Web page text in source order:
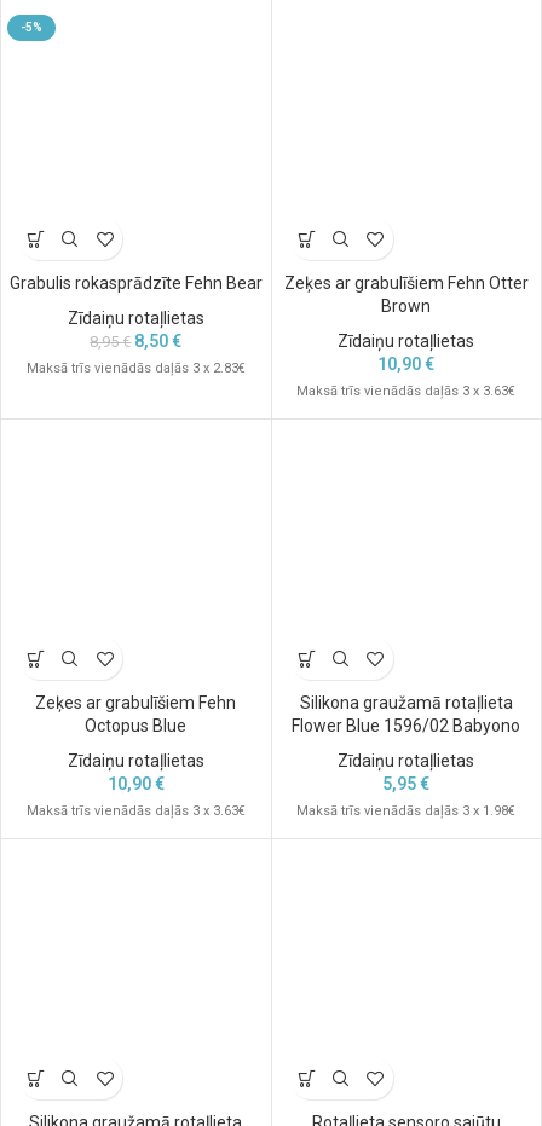
-5%
Grabulis rokasprādzīte Fehn Bear
Zīdaiņu rotaļlietas
8,95€ 8,50€
Maksā trīs vienādās daļās 3 x 2.83€
Zeķes ar grabulīšiem Fehn Otter
Brown
Zīdaiņu rotaļlietas
10,90€
Maksā trīs vienādās daļās 3 x 3.63€
Zeķes ar grabulīšiem Fehn
Octopus Blue
Zīdaiņu rotaļlietas
10,90€
Maksā trīs vienādās daļās 3 x 3.63€
Silikona graužamā rotaļlieta
Flower Blue 1596/02 Babyono
Zīdaiņu rotaļlietas
5,95€
Maksā trīs vienādās daļās 3 x 1.98€